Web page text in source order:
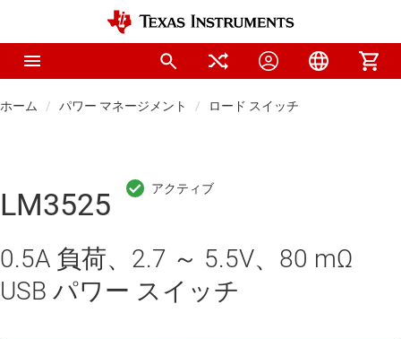
ホーム パワー マネージメント ロード スイッチ
LM3525
0.5A 負荷、2.7 ～ 5.5V、80 mΩ
USB パワー スイッチ